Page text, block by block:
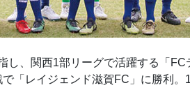
し、関西1部リーグで活躍する「
「レイジェンド滋賀FC」に勝利